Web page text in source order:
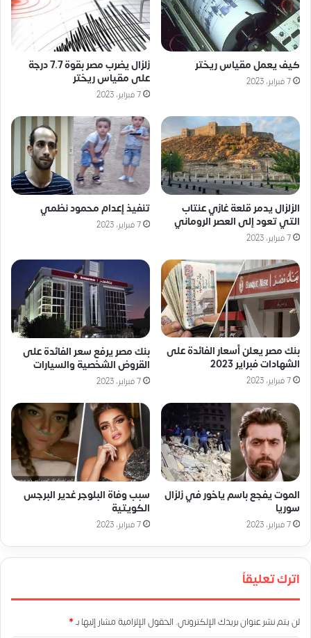
كيف يعمل مقياس ريختر
7 فبراير، 2023
زلزال يضرب مصر بقوة 7.7 درجة
على مقياس ريختر
7 فبراير، 2023
الزلزال يدمر قلعة غازي عنتاب
التي تعود إلى العصر الروماني
7 فبراير، 2023
تنفيذ إعدام محمود نظمي
7 فبراير، 2023
بنك مصر يعلن أسعار الفائدة على
الشهادات فبراير 2023
7 فبراير، 2023
بنك مصر يرفع سعر الفائدة على
القروض الشخصية والسيارات
7 فبراير، 2023
الموت يفجع باسم ياخور في زلزال
سوريا
7 فبراير، 2023
سبب وفاة البلوجر غدير البرجس
الكويتية
7 فبراير، 2023
اترك تعليقاً
لن يتم نشر عنوان بريدك الإلكتروني. الحقول الإلزامية مشار إليها بـ*